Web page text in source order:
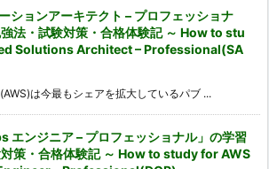
ションアーキテクト – プロフェッショナ
法・試験対策・合格体験記 ～ How to stu
Solutions Architect – Professional(SA
は今最もシェアを拡大しているパブ ...
エンジニア – プロフェッショナル」の学習
策・合格体験記 ～ How to study for AWS